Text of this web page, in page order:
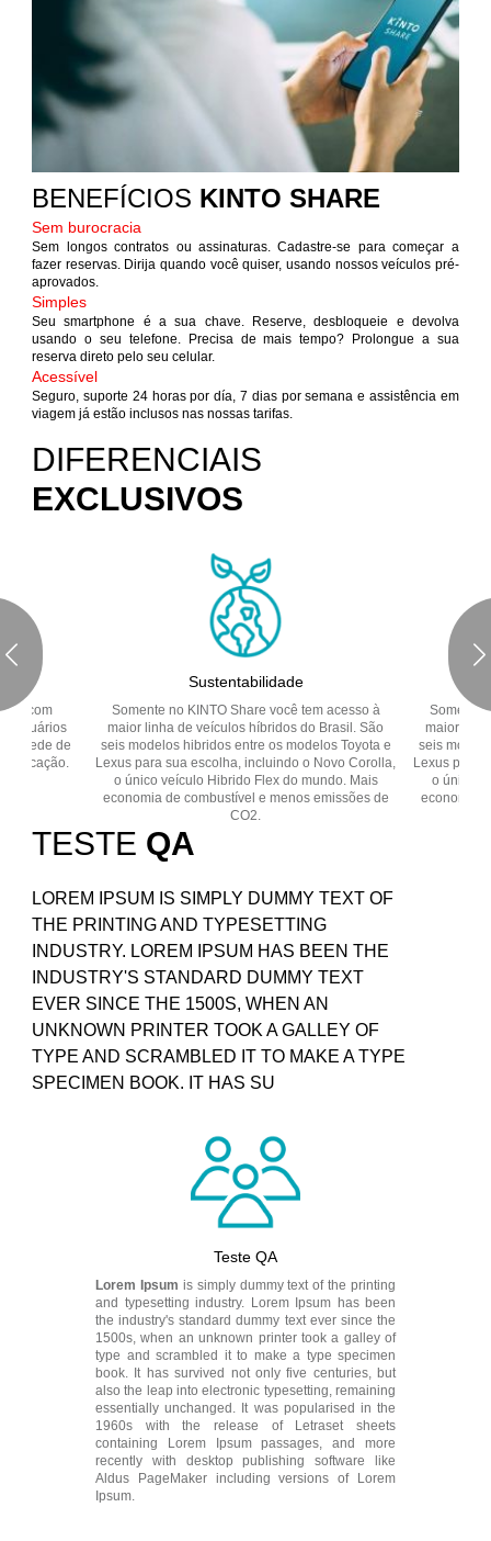
BENEFÍCIOS KINTO SHARE
Sem burocracia
Sem longos contratos ou assinaturas. Cadastre-se para começar a
fazer reservas. Dirija quando você quiser, usando nossos veículos pré-
aprovados.
Simples
Seu smartphone é a sua chave. Reserve, desbloqueie e devolva
usando o seu telefone. Precisa de mais tempo? Prolongue a sua
reserva direto pelo seu celular.
Acessível
Seguro, suporte 24 horas por día, 7 dias por semana e assistência em
viagem já estão inclusos nas nossas tarifas.
DIFERENCIAIS
EXCLUSIVOS
com
usuários
Rede de
locação.
Sustentabilidade
Somente no KINTO Share você tem acesso à
maior linha de veículos híbridos do Brasil. São
seis modelos hibridos entre os modelos Toyota e
Lexus para sua escolha, incluindo o Novo Corolla,
o único veículo Hibrido Flex do mundo. Mais
economia de combustível e menos emissões de
CO2.
Somente
maior
seis
Lexus para
o único
economia
TESTE QA
LOREM IPSUM IS SIMPLY DUMMY TEXT OF
THE PRINTING AND TYPESETTING
INDUSTRY. LOREM IPSUM HAS BEEN THE
INDUSTRY'S STANDARD DUMMY TEXT
EVER SINCE THE 1500S, WHEN AN
UNKNOWN PRINTER TOOK A GALLEY OF
TYPE AND SCRAMBLED IT TO MAKE A TYPE
SPECIMEN BOOK. IT HAS SU
Teste QA
Lorem Ipsum is simply dummy text of the printing
and typesetting industry. Lorem Ipsum has been
the industry's standard dummy text ever since the
1500s, when an unknown printer took a galley of
type and scrambled it to make a type specimen
book. It has survived not only five centuries, but
also the leap into electronic typesetting, remaining
essentially unchanged. It was popularised in the
1960s with the release of Letraset sheets
containing Lorem Ipsum passages, and more
recently with desktop publishing software like
Aldus PageMaker including versions of Lorem
Ipsum.